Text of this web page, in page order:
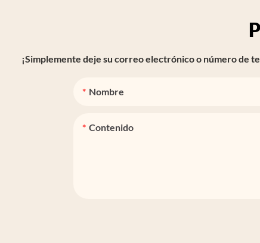
¡Simplemente deje su correo electrónico o número de
Nombre
Contenido